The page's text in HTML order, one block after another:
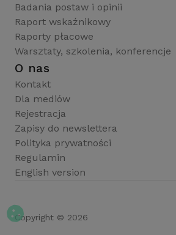
Badania postaw i opinii
Raport wskaźnikowy
Raporty płacowe
Warsztaty, szkolenia, konferencje
O nas
Kontakt
Dla mediów
Rejestracja
Zapisy do newslettera
Polityka prywatności
Regulamin
English version
Copyright © 2026